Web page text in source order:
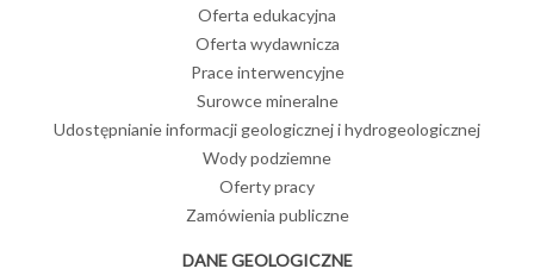
Oferta edukacyjna
Oferta wydawnicza
Prace interwencyjne
Surowce mineralne
Udostępnianie informacji geologicznej i hydrogeologicznej
Wody podziemne
Oferty pracy
Zamówienia publiczne
DANE GEOLOGICZNE